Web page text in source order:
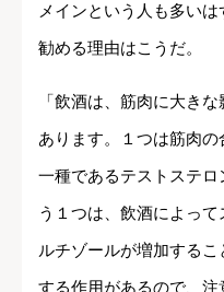
メインという人も多い
勧める理由はこうだ。
「飲酒は、筋肉に大き
あります。１つは筋肉
一種であるテストステ
う１つは、飲酒によっ
ルチゾールが増加する
する作用があるので、注